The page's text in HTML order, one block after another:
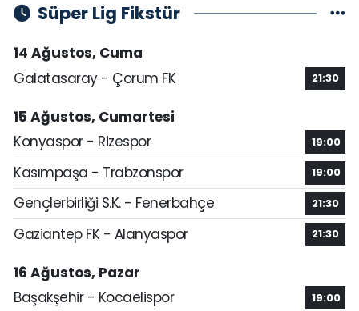
Süper Lig Fikstür
14 Ağustos, Cuma
Galatasaray - Çorum FK
21:30
15 Ağustos, Cumartesi
Konyaspor - Rizespor
19:00
Kasımpaşa - Trabzonspor 19:00
Gençlerbirliği S.K. - Fenerbahçe 21:30
Gaziantep FK - Alanyaspor 21:30
16 Ağustos, Pazar
Başakşehir - Kocaelispor
19:00